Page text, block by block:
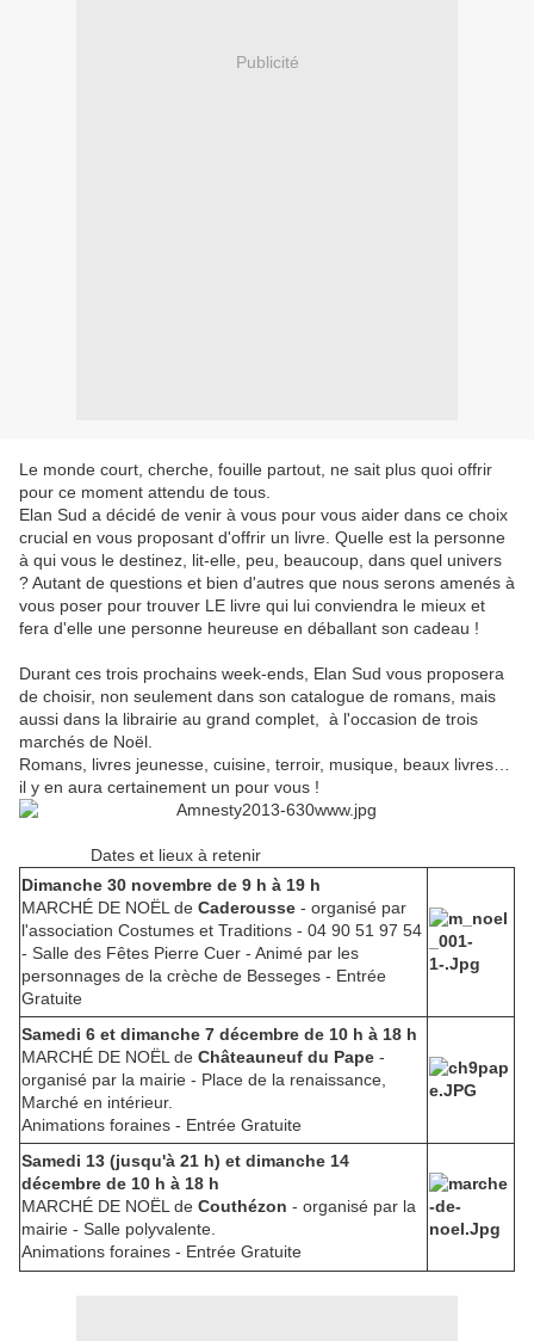
Publicité
Le monde court, cherche, fouille partout, ne sait plus quoi offrir
pour ce moment attendu de tous.
Elan Sud a décidé de venir à vous pour vous aider dans ce choix
crucial en vous proposant d'offrir un livre. Quelle est la personne
à qui vous le destinez, lit-elle, peu, beaucoup, dans quel univers
? Autant de questions et bien d'autres que nous serons amenés à
vous poser pour trouver LE livre qui lui conviendra le mieux et
fera d'elle une personne heureuse en déballant son cadeau !
Durant ces trois prochains week-ends, Elan Sud vous proposera
de choisir, non seulement dans son catalogue de romans, mais
aussi dans la librairie au grand complet, à l'occasion de trois
marchés de Noël.
Romans, livres jeunesse, cuisine, terroir, musique, beaux livres…
il y en aura certainement un pour vous !
Dates et lieux à retenir
Dimanche 30 novembre de 9 h à 19 h
MARCHÉ DE NOËL de Caderousse - organisé par
l'association Costumes et Traditions - 04 90 51 97 54
- Salle des Fêtes Pierre Cuer - Animé par les
personnages de la crèche de Besseges - Entrée
Gratuite
Samedi 6 et dimanche 7 décembre de 10 h à 18 h
MARCHÉ DE NOËL de Châteauneuf du Pape -
organisé par la mairie - Place de la renaissance,
Marché en intérieur.
Animations foraines - Entrée Gratuite
Samedi 13 (jusqu'à 21 h) et dimanche 14
décembre de 10 h à 18 h
MARCHÉ DE NOËL de Couthézon - organisé par la
mairie - Salle polyvalente.
Animations foraines - Entrée Gratuite